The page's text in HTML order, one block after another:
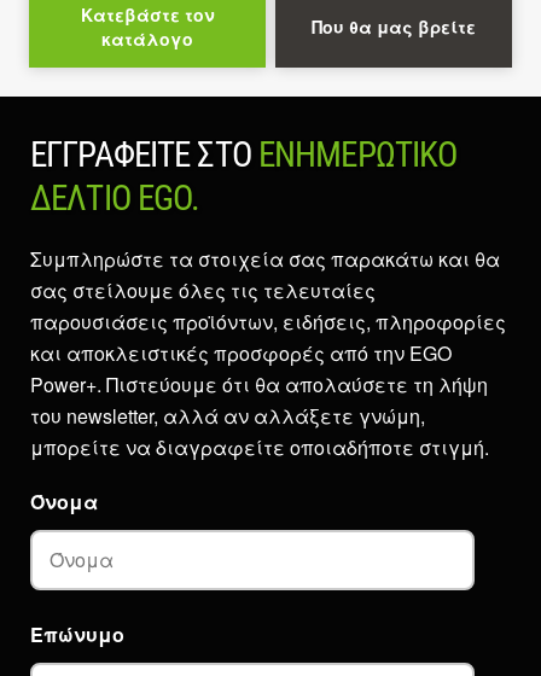
Κατεβάστε τον
κατάλογο
Που θα μας βρείτε
ΕΓΓΡΑΦΕΊΤΕ ΣΤΟ ΕΝΗΜΕΡΩΤΙΚΌ
ΔΕΛΤΊΟ EGO.
Συμπληρώστε τα στοιχεία σας παρακάτω και θα
σας στείλουμε όλες τις τελευταίες
παρουσιάσεις προϊόντων, ειδήσεις, πληροφορίες
και αποκλειστικές προσφορές από την EGO
Power+. Πιστεύουμε ότι θα απολαύσετε τη λήψη
του newsletter, αλλά αν αλλάξετε γνώμη,
μπορείτε να διαγραφείτε οποιαδήποτε στιγμή.
Όνομα
Επώνυμο